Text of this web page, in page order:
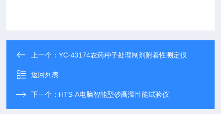
上一个：YC-43174农药种子处理制剂附着性测定仪
返回列表
下一个： HTS-A电脑智能型砂高温性能试验仪